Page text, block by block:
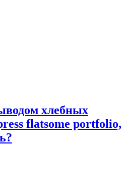
хлебных
flatsome portfolio,